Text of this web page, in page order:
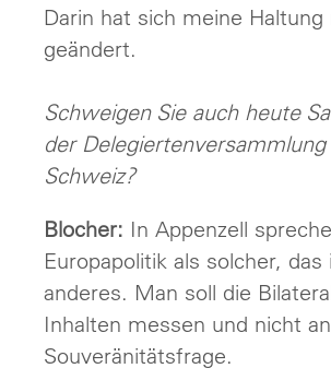
Darin hat sich meine Haltung
geändert.
Schweigen Sie auch heute
der Delegiertenversammlung
Schweiz?
Blocher: In Appenzell
Europapolitik als solcher,
anderes. Man soll die
Inhalten messen und nicht
Souveränitätsfrage.